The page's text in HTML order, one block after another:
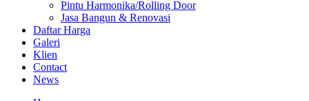
Pintu Harmonika/Rolling Door
Jasa Bangun & Renovasi
Daftar Harga
Galeri
Klien
Contact
News